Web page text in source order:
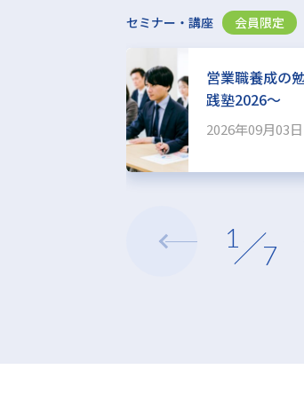
セミナー・講座 会員限定
営業職養成の
践塾2026～
2026年09月03日
1 / 7